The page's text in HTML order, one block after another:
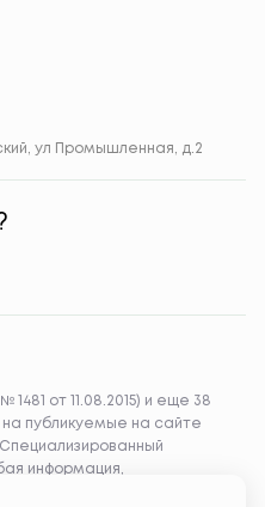
ул Промышленная, д.2